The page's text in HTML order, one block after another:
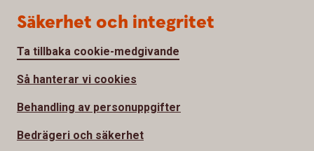
Säkerhet och integritet
Ta tillbaka cookie-medgivande
Så hanterar vi cookies
Behandling av personuppgifter
Bedrägeri och säkerhet